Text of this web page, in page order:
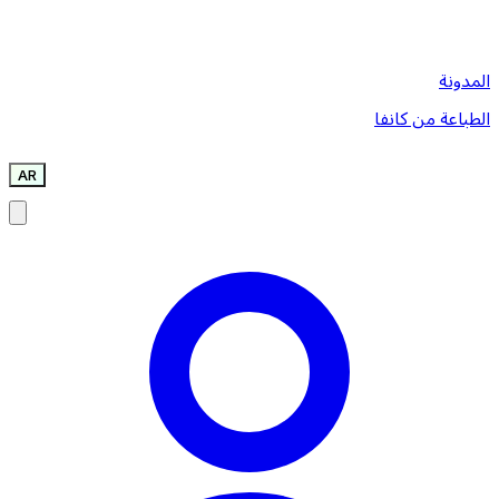
المدونة
الطباعة من كانفا
AR